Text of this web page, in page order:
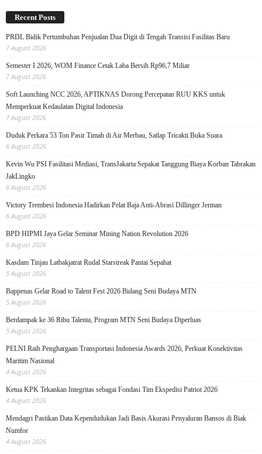
Recent Posts
PRDL Bidik Pertumbuhan Penjualan Dua Digit di Tengah Transisi Fasilitas Baru
7 August 2026
Semester I 2026, WOM Finance Cetak Laba Bersih Rp96,7 Miliar
7 August 2026
Soft Launching NCC 2026, APTIKNAS Dorong Percepatan RUU KKS untuk
Memperkuat Kedaulatan Digital Indonesia
7 August 2026
Duduk Perkara 53 Ton Pasir Timah di Air Merbau, Satlap Tricakti Buka Suara
6 August 2026
Kevin Wu PSI Fasilitasi Mediasi, TransJakarta Sepakat Tanggung Biaya Korban Tabrakan
JakLingko
6 August 2026
Victory Trembesi Indonesia Hadirkan Pelat Baja Anti-Abrasi Dillinger Jerman
6 August 2026
BPD HIPMI Jaya Gelar Seminar Mining Nation Revolution 2026
6 August 2026
Kasdam Tinjau Latbakjatrat Rudal Starstreak Pantai Sepahat
5 August 2026
Bappenas Gelar Road to Talent Fest 2026 Bidang Seni Budaya MTN
5 August 2026
Berdampak ke 36 Ribu Talenta, Program MTN Seni Budaya Diperluas
5 August 2026
PELNI Raih Penghargaan Transportasi Indonesia Awards 2026, Perkuat Konektivitas
Maritim Nasional
4 August 2026
Ketua KPK Tekankan Integritas sebagai Fondasi Tim Ekspedisi Patriot 2026
4 August 2026
Mendagri Pastikan Data Kependudukan Jadi Basis Akurasi Penyaluran Bansos di Biak
Numfor
4 August 2026